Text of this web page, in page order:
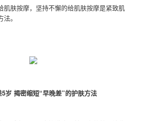
肌肤按摩，坚持不懈的给肌肤按摩是紧致肌
。
岁 揭密缩短“早晚差”的护肤方法